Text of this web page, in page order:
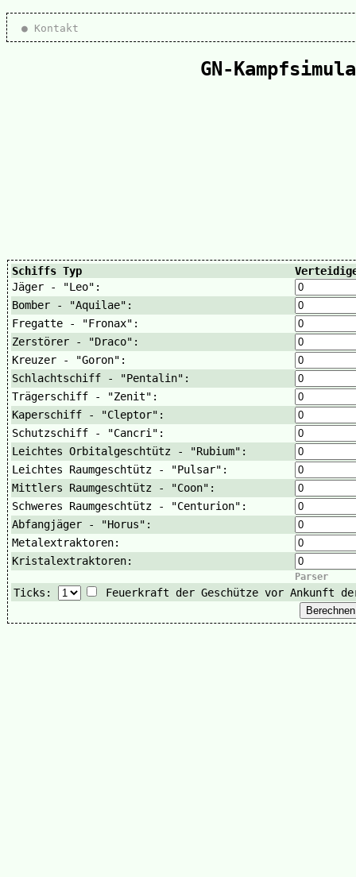
● Kontakt
GN-
Schiffs Typ
Jäger - "Leo":
Bomber - "Aquilae":
Fregatte - "Fronax":
Zerstörer - "Draco":
Kreuzer - "Goron":
Schlachtschiff - "Pentalin":
Trägerschiff - "Zenit":
Kaperschiff - "Cleptor":
Schutzschiff - "Cancri":
Leichtes Orbitalgeschtütz - "Rubium":
Leichtes Raumgeschtütz - "Pulsar":
Mittlers Raumgeschtütz - "Coon":
Schweres Raumgeschtütz - "Centurion":
Abfangjäger - "Horus":
Metalextraktoren:
Kristalextraktoren:
Parser
Ticks: Feuerkraft der Geschütze vor Ankunft